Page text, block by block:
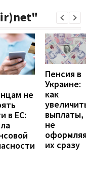
не
в ЕС:
Пенсия в
Украине:
как
выплаты,
не
их сразу